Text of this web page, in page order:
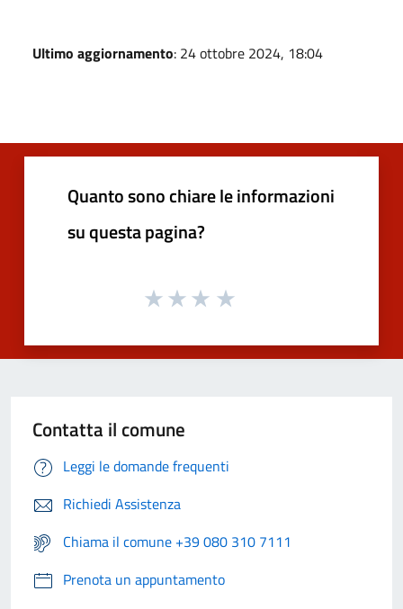
Ultimo aggiornamento: 24 ottobre 2024, 18:04
Quanto sono chiare le informazioni
su questa pagina?
Contatta il comune
Leggi le domande frequenti
Richiedi Assistenza
Chiama il comune +39 080 310 7111
Prenota un appuntamento